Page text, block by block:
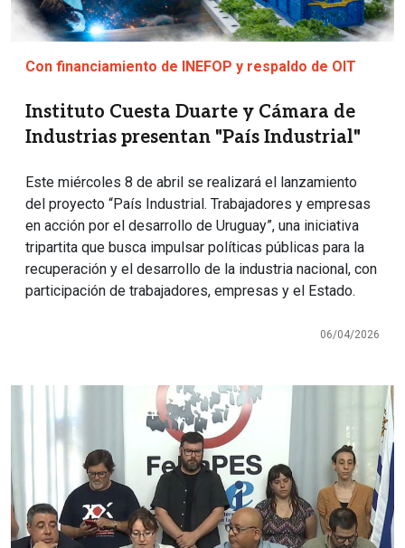
Con financiamiento de INEFOP y respaldo de OIT
Instituto Cuesta Duarte y Cámara de
Industrias presentan "País Industrial"
Este miércoles 8 de abril se realizará el lanzamiento
del proyecto “País Industrial. Trabajadores y empresas
en acción por el desarrollo de Uruguay”, una iniciativa
tripartita que busca impulsar políticas públicas para la
recuperación y el desarrollo de la industria nacional, con
participación de trabajadores, empresas y el Estado.
06/04/2026